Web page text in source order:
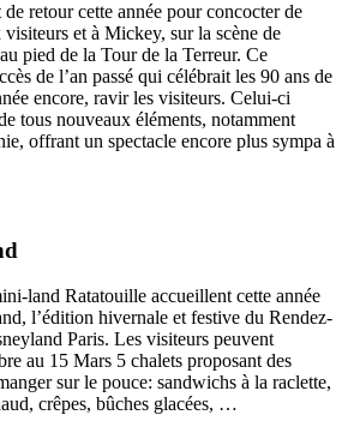
retour cette année pour concocter de
et à Mickey, sur la scène de
pied de la Tour de la Terreur. Ce
de l’an passé qui célébrait les 90 ans de
encore, ravir les visiteurs. Celui-ci
tous nouveaux éléments, notamment
offrant un spectacle encore plus sympa à
land Ratatouille accueillent cette année
l’édition hivernale et festive du Rendez-
Paris. Les visiteurs peuvent
au 15 Mars 5 chalets proposant des
sur le pouce: sandwichs à la raclette,
crêpes, bûches glacées, …